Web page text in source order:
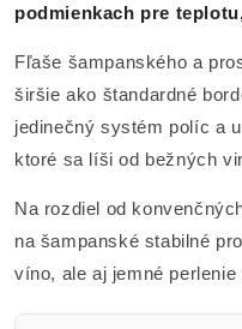
podmienkach pre
Fľaše šampanského a
širšie ako štandardné
jedinečný systém políc a
ktoré sa líši od bežných
Na rozdiel od
na šampanské stabilné
víno, ale aj jemné